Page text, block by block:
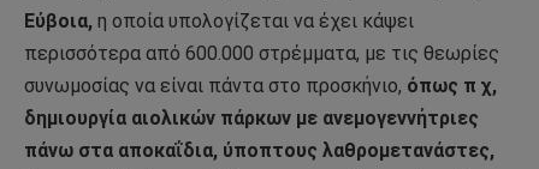
Εύβοια, η οποία υπολογίζεται να έχει κάψει
περισσότερα από 600.000 στρέμματα, με τις θεωρίες
συνωμοσίας να είναι πάντα στο προσκήνιο, όπως π χ,
δημιουργία αιολικών πάρκων με ανεμογεννήτριες
πάνω στα αποκαΐδια, ύποπτους λαθρομετανάστες,